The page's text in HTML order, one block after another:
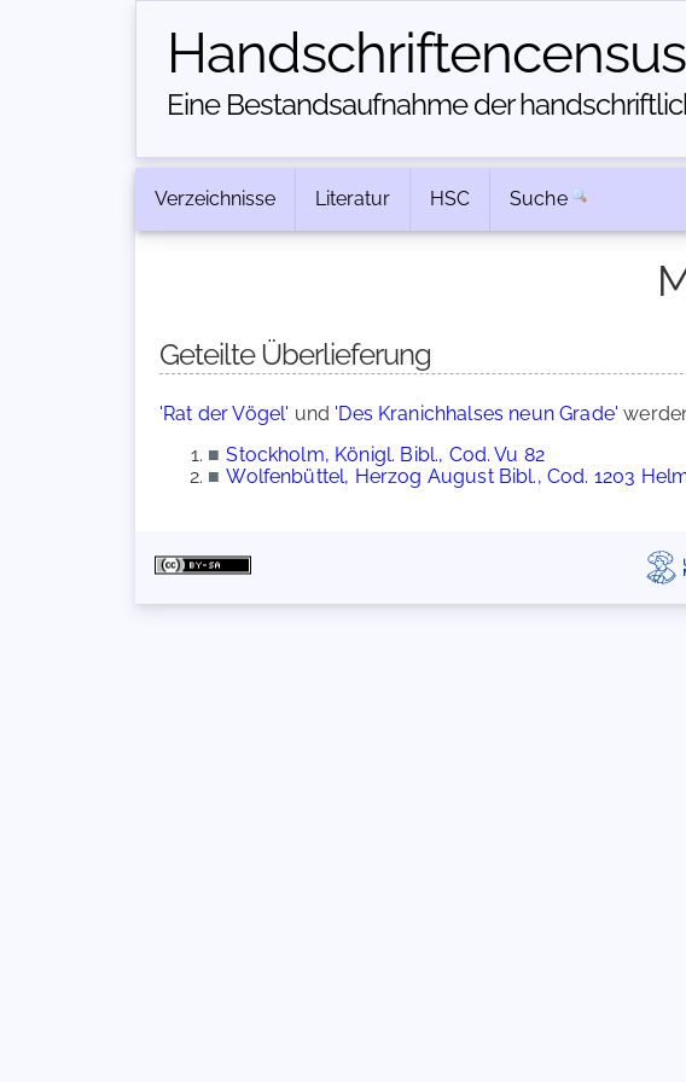
Handschriften­census
Eine Bestandsaufnahme der
Verzeichnisse Literatur HSC Suche
Geteilte Überlieferung
'Rat der Vögel' und 'Des Kranichhalses neun Grade'
■ Stockholm, Königl. Bibl., Cod. Vu 82
■ Wolfenbüttel, Herzog August Bibl., Cod. 1203